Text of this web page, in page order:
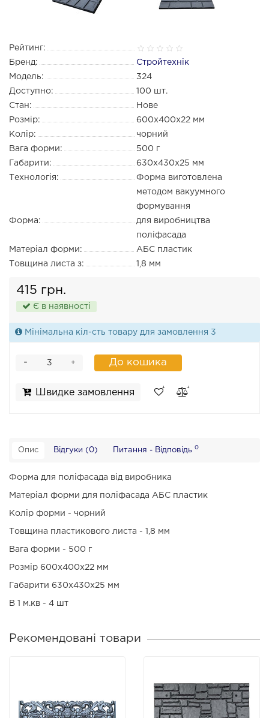
Рейтинг:
Бренд:
Стройтехнік
Модель:
324
Доступно:
100 шт.
Стан:
Нове
Розмір:
600х400х22 мм
Колір:
чорний
Вага форми:
500 г
Габарити:
630х430х25 мм
Технологія:
Форма виготовлена
методом вакуумного
формування
Форма:
для виробництва
поліфасада
Матеріал форми:
АБС пластик
Товщина листа з:
1,8 мм
415 грн.
Є в наявності
Мінімальна кіл-сть товару для замовлення 3
+
- До кошика
Швидке замовлення
Опис Відгуки (0) Питання - Відповідь 0
Форма для поліфасада від виробника
Матеріал форми для поліфасада АБС пластик
Колір форми - чорний
Товщина пластикового листа - 1,8 мм
Вага форми - 500 г
Розмір 600х400х22 мм
Габарити 630х430х25 мм
В 1 м.кв - 4 шт
Рекомендовані товари